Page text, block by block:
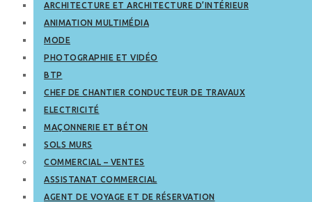
ARCHITECTURE ET ARCHITECTURE D’INTÉRIEUR
ANIMATION MULTIMÉDIA
MODE
PHOTOGRAPHIE ET VIDÉO
BTP
CHEF DE CHANTIER CONDUCTEUR DE TRAVAUX
ELECTRICITÉ
MAÇONNERIE ET BÉTON
SOLS MURS
COMMERCIAL – VENTES
ASSISTANAT COMMERCIAL
AGENT DE VOYAGE ET DE RÉSERVATION